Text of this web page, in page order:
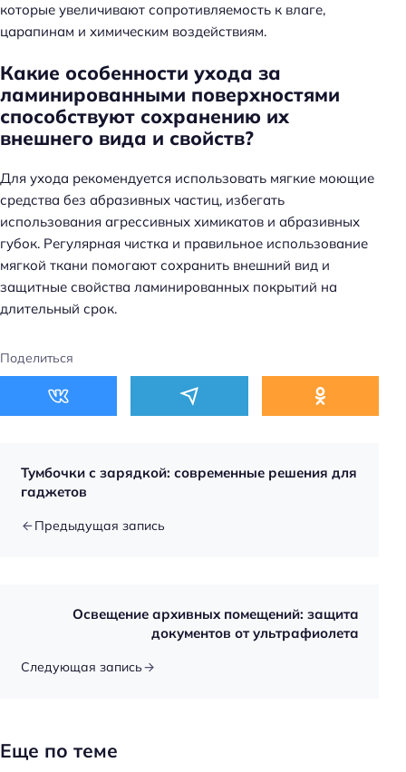
которые увеличивают сопротивляемость к влаге,
царапинам и химическим воздействиям.
Какие особенности ухода за
ламинированными поверхностями
способствуют сохранению их
внешнего вида и свойств?
Для ухода рекомендуется использовать мягкие моющие
средства без абразивных частиц, избегать
использования агрессивных химикатов и абразивных
губок. Регулярная чистка и правильное использование
мягкой ткани помогают сохранить внешний вид и
защитные свойства ламинированных покрытий на
длительный срок.
Поделиться
Тумбочки с зарядкой: современные решения для
гаджетов
Предыдущая запись
Освещение архивных помещений: защита
документов от ультрафиолета
Следующая запись
Еще по теме